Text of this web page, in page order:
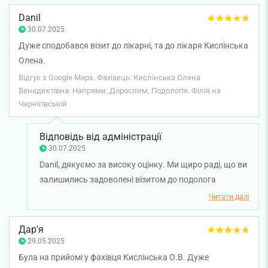
вона приймає кілька днів поспіль - була змушена
перенести мамину процедуру з понеділка аж на п"ятницю,
коли прийматиме інший фахівець. Принагідно хочу
зауважити, що у філії на Каденюка ми не перший рік, сюди
з різних причин і до різних спеціалістів неодноразово
зверталася і я сама , і моя донька. І завжди усі медики, і
рецепція працювали на високому професійному рівні-
швидко, чітко і якісно. Уважно і фахово. Можемо тільки
подякувати усьому колективу і за увагу, і за роботу. А пані
Кислінській треба навчитися хоча б трошки поважати
людей. Клініку оцінюю найвищим балом, увагу і
кваліфікацію Кислінської - мінімальним, бо емпатія для
медика - це базова опція. КАТЕГОРИЧНО НЕ РАДЖУ пані
Danil
30.07.2025
Дуже сподобався візит до лікарні, та до лікаря Кислінська
Олена.
Відгук з Google Maps. Фахівець: Кислінська Олена
Венедиктівна. Напрями: Дорослим, Подологія. Філія на
Чернігівській
Відповідь від адміністрації
30.07.2025
Danil, дякуємо за високу оцінку. Ми щиро раді, що ви
залишились задоволені візитом до подолога
Кислінської Олени. Бажаємо вам міцного здоров'я!
Читати далі
Дар'я
29.05.2025
Була на прийомі у фахівця Кислінська О.В. Дуже